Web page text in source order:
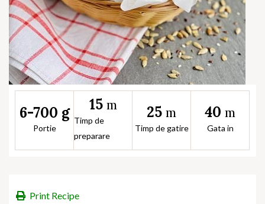
6-700 g
Portie
15 m
Timp de
preparare
25 m
Timp de gatire
40 m
Gata in
Print Recipe